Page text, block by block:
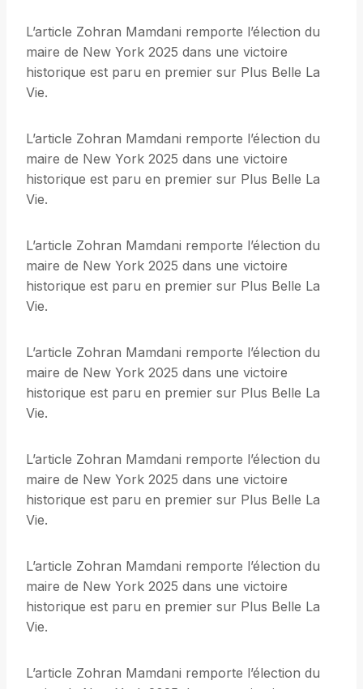
L’article Zohran Mamdani remporte l’élection du
maire de New York 2025 dans une victoire
historique est paru en premier sur Plus Belle La
Vie.
L’article Zohran Mamdani remporte l’élection du
maire de New York 2025 dans une victoire
historique est paru en premier sur Plus Belle La
Vie.
L’article Zohran Mamdani remporte l’élection du
maire de New York 2025 dans une victoire
historique est paru en premier sur Plus Belle La
Vie.
L’article Zohran Mamdani remporte l’élection du
maire de New York 2025 dans une victoire
historique est paru en premier sur Plus Belle La
Vie.
L’article Zohran Mamdani remporte l’élection du
maire de New York 2025 dans une victoire
historique est paru en premier sur Plus Belle La
Vie.
L’article Zohran Mamdani remporte l’élection du
maire de New York 2025 dans une victoire
historique est paru en premier sur Plus Belle La
Vie.
L’article Zohran Mamdani remporte l’élection du